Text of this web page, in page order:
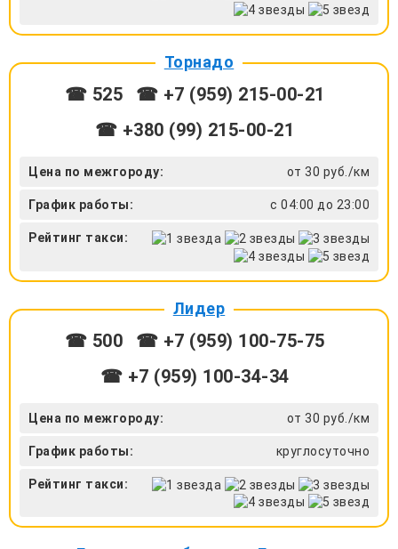
Торнадо
☎ 525
☎ +7 (959) 215-00-21
☎ +380 (99) 215-00-21
Цена по межгороду: от 30 руб./км
График работы: с 04:00 до 23:00
Рейтинг такси:
Лидер
☎ 500
☎ +7 (959) 100-75-75
☎ +7 (959) 100-34-34
Цена по межгороду: от 30 руб./км
График работы: круглосуточно
Рейтинг такси: